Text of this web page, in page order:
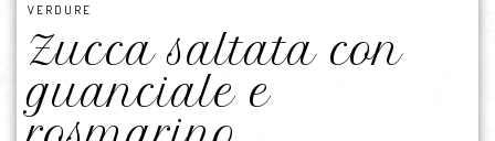
VERDURE
Zucca saltata con
guanciale e